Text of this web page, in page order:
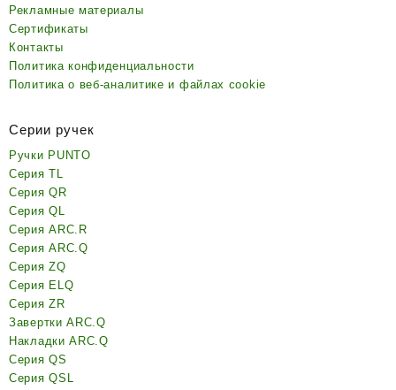
Рекламные материалы
Сертификаты
Контакты
Политика конфиденциальности
Политика о веб-аналитике и файлах cookie
Серии ручек
Ручки PUNTO
Серия TL
Серия QR
Серия QL
Серия ARC.R
Серия ARC.Q
Серия ZQ
Серия ELQ
Серия ZR
Завертки ARC.Q
Накладки ARC.Q
Серия QS
Серия QSL